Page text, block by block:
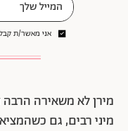
אני מאשר/ת
מירן לא משאירה הרבה
מיני רבים, גם